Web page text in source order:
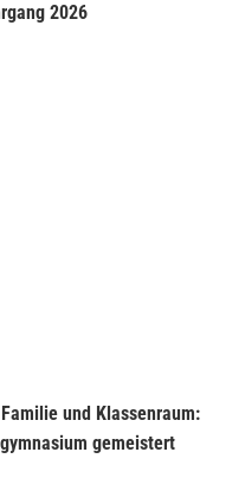
2026
und Klassenraum:
gemeistert